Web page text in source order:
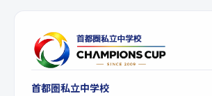
首都圏私立中学校